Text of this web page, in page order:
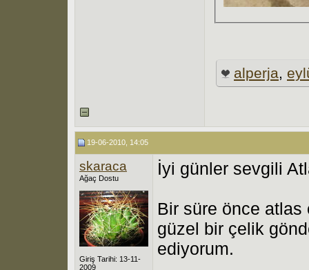
alperja,
19-06-2010, 14:05
skaraca
Ağaç Dostu
Giriş Tarihi: 13-11-
2009
İyi günler sevgili
Bir süre önce atlas
güzel bir çelik
ediyorum.